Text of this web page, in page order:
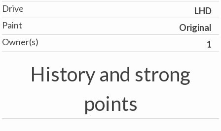
Drive
LHD
Paint
Original
Owner(s)
1
History and strong
points